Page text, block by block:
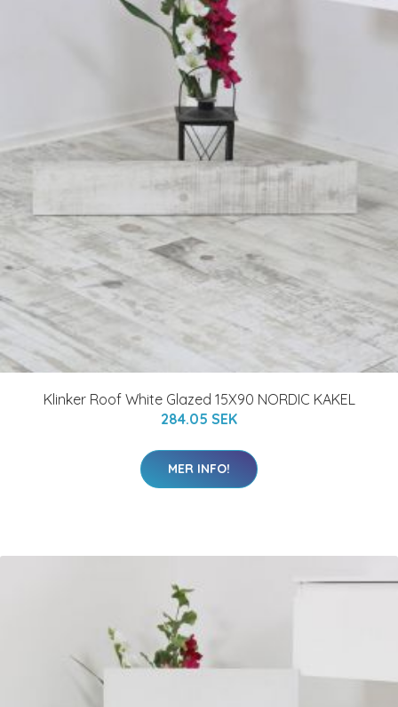
Klinker Roof White Glazed 15X90 NORDIC KAKEL
284.05 SEK
MER INFO!